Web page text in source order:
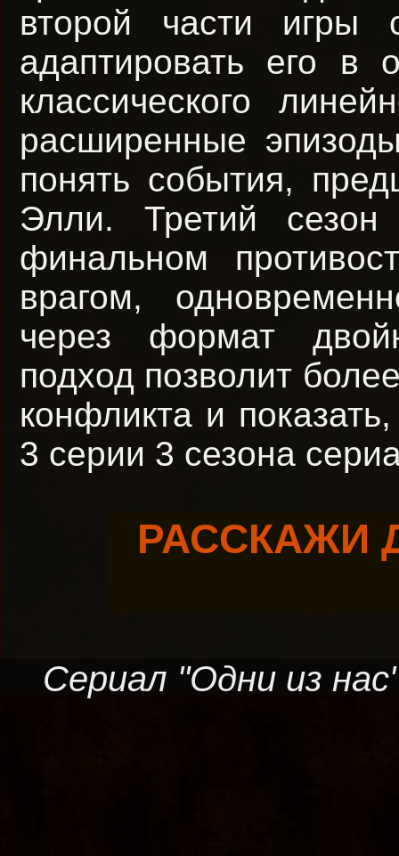
второй части игры
адаптировать его в
классического
расширенные
понять события,
Элли. Третий сезон
финальном
врагом,
через формат
подход позволит
конфликта и
3 серии 3 сезона
РАССКАЖИ
Сериал "Одни из